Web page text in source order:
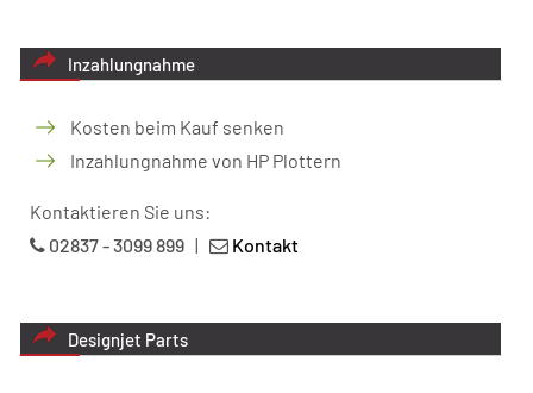
Inzahlungnahme
Kosten beim Kauf senken
Inzahlungnahme von HP Plottern
Kontaktieren Sie uns:
02837 - 3099 899 | Kontakt
Designjet Parts